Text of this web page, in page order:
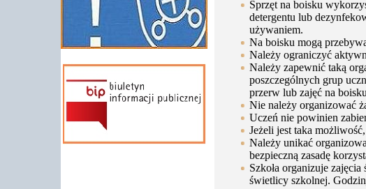
Sprzęt na boisku
detergentu lub
używaniem.
Na boisku mogą
Należy ograniczyć
Należy zapewnić taką
poszczególnych grup
przerw lub zajęć na
Nie należy organizować
Uczeń nie powinien
Jeżeli jest taka
Należy unikać
bezpieczną zasadę
Szkoła organizuje
świetlicy szkolnej.